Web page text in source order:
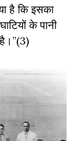
है कि इसका
के पानी